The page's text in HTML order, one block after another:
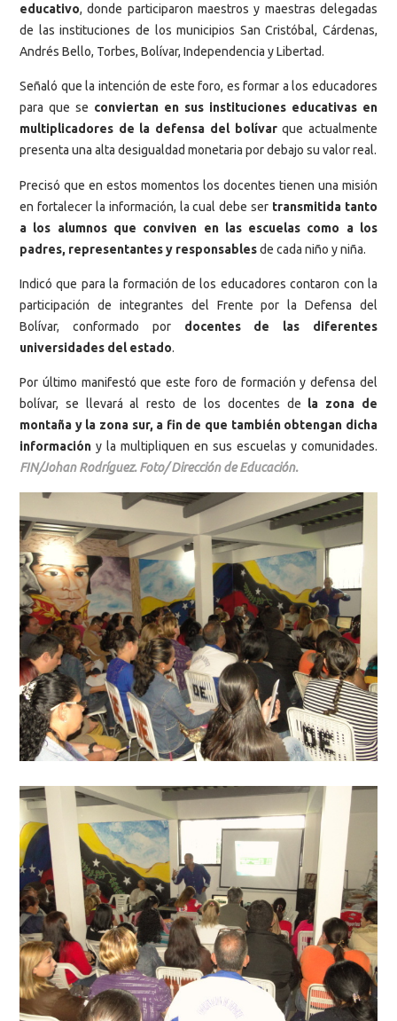
educativo, donde participaron maestros y maestras delegadas
de las instituciones de los municipios San Cristóbal, Cárdenas,
Andrés Bello, Torbes, Bolívar, Independencia y Libertad.
Señaló que la intención de este foro, es formar a los educadores
para que se conviertan en sus instituciones educativas en
multiplicadores de la defensa del bolívarque actualmente
presenta una alta desigualdad monetaria por debajo su valor real.
Precisó que en estos momentos los docentes tienen una misión
en fortalecer la información, la cual debe ser transmitida tanto
a los alumnos que conviven en las escuelas como a los
padres, representantes y responsablesde cada niño y niña.
Indicó que para la formación de los educadores contaron con la
participación de integrantes del Frente por la Defensa del
Bolívar, conformado por docentes de las diferentes
universidades del estado.
Por último manifestó que este foro de formación y defensa del
bolívar, se llevará al resto de los docentes de la zona de
montaña y la zona sur, a fin de que también obtengan dicha
información y la multipliquen en sus escuelas y comunidades.
FIN/Johan Rodríguez. Foto/ Dirección de Educación.